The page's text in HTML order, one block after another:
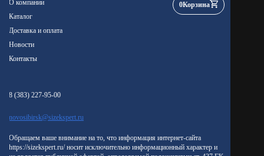
О компании
Каталог
Доставка и оплата
Новости
Контакты
0Корзина
8 (383) 227-95-00
novosibirsk@sizekspert.ru
Обращаем ваше внимание на то, что информация интернет-сайта
https://sizekspert.ru/ носит исключительно информационный характер и